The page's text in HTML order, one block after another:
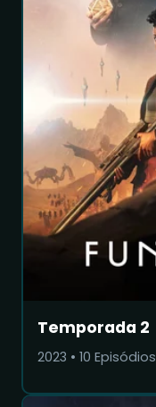
Temporada 2
2023 • 10 Episódios